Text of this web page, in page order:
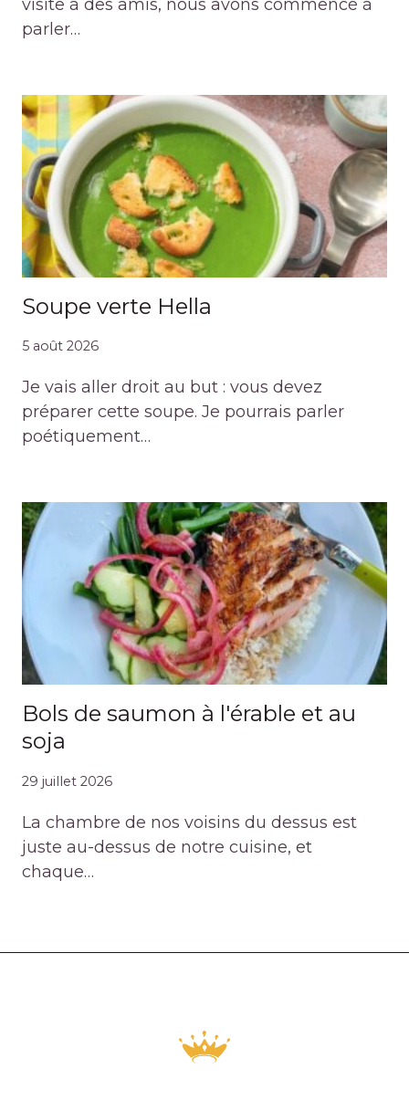
visite à des amis, nous avons commencé à
parler…
Soupe verte Hella
5 août 2026
Je vais aller droit au but : vous devez
préparer cette soupe. Je pourrais parler
poétiquement…
Bols de saumon à l'érable et au
soja
29 juillet 2026
La chambre de nos voisins du dessus est
juste au-dessus de notre cuisine, et
chaque…